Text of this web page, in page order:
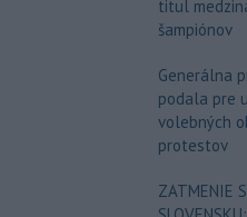
titul
šampiónov
Generálna
podala pre
volebných
protestov
ZATMENIE